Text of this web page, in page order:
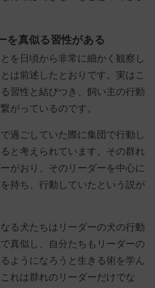
を真似る習性がある
を日頃から非常に細かく観察し
は前述したとおりです。実はこ
習性と結びつき、飼い主の行動
がっているのです。
過ごしていた際に集団で行動し
と考えられています。その群れ
がおり、そのリーダーを中心に
持ち、行動していたという説が
る犬たちはリーダーの犬の行動
真似し、自分たちもリーダーの
ようになろうと生きる術を学ん
れは群れのリーダーだけでな